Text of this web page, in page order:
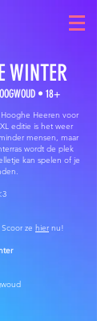
WINTER
• 18+
Heeren voor
editie is het weer
mensen, maar
wordt de plek
kan spelen of je
ze hier nu!